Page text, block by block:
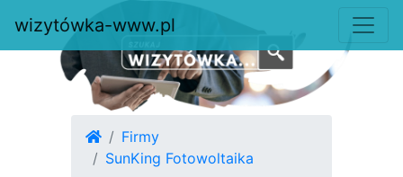
Firmy
SunKing Fotowoltaika
wizytówka-www.pl